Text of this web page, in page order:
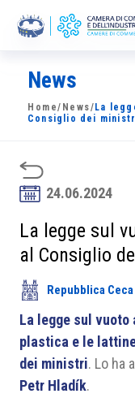
La Camera
News
Sviluppo
Soci
Partner
Progetti
Area riservata
News
Home/ News/ La
Consiglio dei
24.06.2024
La legge sul
al Consiglio
Repubblica Ceca
La legge sul
plastica e le
dei ministri. Lo ha
Petr Hladík.